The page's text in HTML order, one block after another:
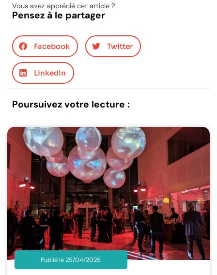
Vous avez apprécié cet article ?
Pensez à le partager
Facebook Twitter
LinkedIn
Poursuivez votre lecture :
Publié le 25/04/2025